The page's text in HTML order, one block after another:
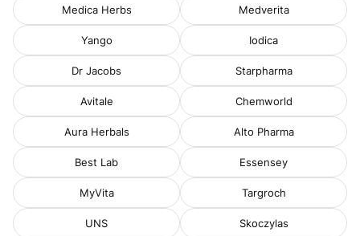
Medica Herbs Medverita
Yango Iodica
Dr Jacobs Starpharma
Avitale Chemworld
Aura Herbals Alto Pharma
Best Lab Essensey
MyVita Targroch
UNS Skoczylas